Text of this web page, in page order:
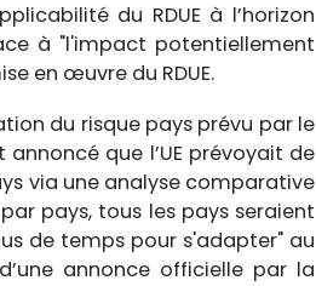
du RDUE à l’horizon
à "l'impact potentiellement
en œuvre du RDUE.
du risque pays prévu par le
que l’UE prévoyait de
via une analyse comparative
pays, tous les pays seraient
de temps pour s'adapter" au
annonce officielle par la